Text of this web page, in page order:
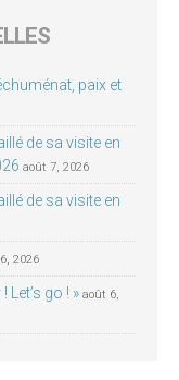
paix et
de sa visite en
août 7, 2026
de sa visite en
2026
Let’s go ! » août 6,